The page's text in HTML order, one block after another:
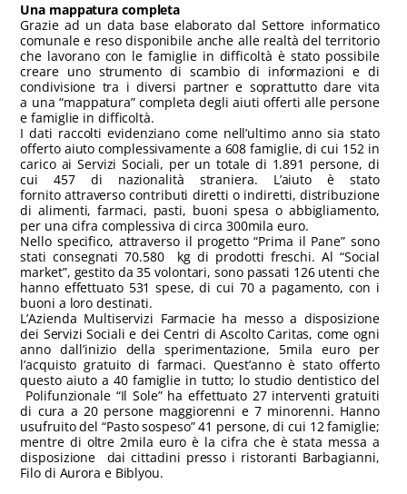
Una mappatura completa
Grazie ad un data base elaborato dal Settore informatico
comunale e reso disponibile anche alle realtà del territorio
che lavorano con le famiglie in difficoltà è stato possibile
creare uno strumento di scambio di informazioni e di
condivisione tra i diversi partner e soprattutto dare vita
a una “mappatura” completa degli aiuti offerti alle persone
e famiglie in difficoltà.
I dati raccolti evidenziano come nell’ultimo anno sia stato
offerto aiuto complessivamente a 608 famiglie, di cui 152 in
carico ai Servizi Sociali, per un totale di 1.891 persone, di
cui 457 di nazionalità straniera. L’aiuto è stato
fornito attraverso contributi diretti o indiretti, distribuzione
di alimenti, farmaci, pasti, buoni spesa o abbigliamento,
per una cifra complessiva di circa 300mila euro.
Nello specifico, attraverso il progetto “Prima il Pane” sono
stati consegnati 70.580 kg di prodotti freschi. Al “Social
market”, gestito da 35 volontari, sono passati 126 utenti che
hanno effettuato 531 spese, di cui 70 a pagamento, con i
buoni a loro destinati.
L’Azienda Multiservizi Farmacie ha messo a disposizione
dei Servizi Sociali e dei Centri di Ascolto Caritas, come ogni
anno dall’inizio della sperimentazione, 5mila euro per
l’acquisto gratuito di farmaci. Quest’anno è stato offerto
questo aiuto a 40 famiglie in tutto; lo studio dentistico del
Polifunzionale “Il Sole” ha effettuato 27 interventi gratuiti
di cura a 20 persone maggiorenni e 7 minorenni. Hanno
usufruito del “Pasto sospeso” 41 persone, di cui 12 famiglie;
mentre di oltre 2mila euro è la cifra che è stata messa a
disposizione dai cittadini presso i ristoranti Barbagianni,
Filo di Aurora e Biblyou.